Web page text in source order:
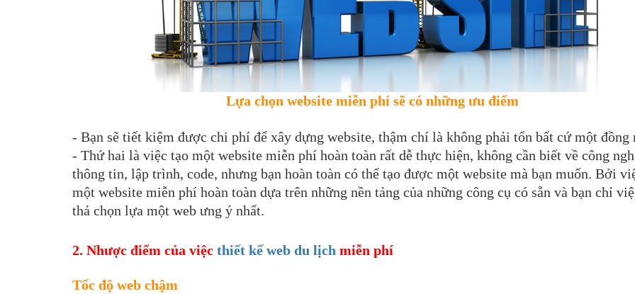
Lựa chọn website miễn phí sẽ có những ưu điểm
- Bạn sẽ tiết kiệm được chi phí để xây dựng website, thậm chí là không phải tốn bất cứ một đồng
- Thứ hai là việc tạo một website miễn phí hoàn toàn rất dễ thực hiện, không cần biết về công
thông tin, lập trình, code, nhưng bạn hoàn toàn có thể tạo được một website mà bạn muốn. Bởi
một website miễn phí hoàn toàn dựa trên những nền tảng của những công cụ có sẵn và bạn chỉ
thả chọn lựa một web ưng ý nhất.
2. Nhược điểm của việc thiết kế web du lịch miễn phí
Tốc độ web chậm